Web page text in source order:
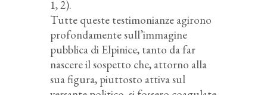
1, 2).
Tutte queste testimonianze agirono
profondamente sull’immagine
pubblica di Elpinice, tanto da far
nascere il sospetto che, attorno alla
sua figura, piuttosto attiva sul